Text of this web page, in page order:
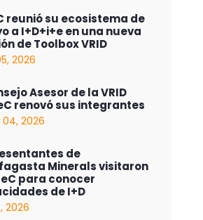
reunió su ecosistema de
a I+D+i+e en una nueva
de Toolbox VRID
2026
Asesor de la VRID
renovó sus integrantes
04, 2026
de
Minerals visitaron
para conocer
de I+D
2026